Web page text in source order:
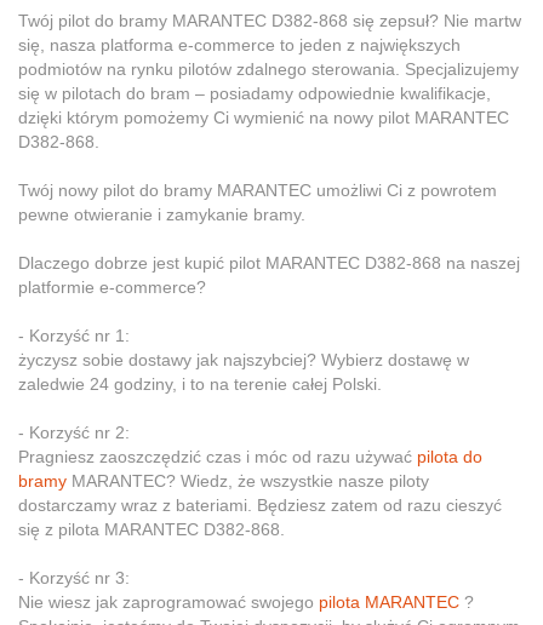
Twój pilot do bramy MARANTEC D382-868 się zepsuł? Nie martw
się, nasza platforma e-commerce to jeden z największych
podmiotów na rynku pilotów zdalnego sterowania. Specjalizujemy
się w pilotach do bram – posiadamy odpowiednie kwalifikacje,
dzięki którym pomożemy Ci wymienić na nowy pilot MARANTEC
D382-868.
Twój nowy pilot do bramy MARANTEC umożliwi Ci z powrotem
pewne otwieranie i zamykanie bramy.
Dlaczego dobrze jest kupić pilot MARANTEC D382-868 na naszej
platformie e-commerce?
- Korzyść nr 1:
życzysz sobie dostawy jak najszybciej? Wybierz dostawę w
zaledwie 24 godziny, i to na terenie całej Polski.
- Korzyść nr 2:
Pragniesz zaoszczędzić czas i móc od razu używać pilota do
bramy MARANTEC? Wiedz, że wszystkie nasze piloty
dostarczamy wraz z bateriami. Będziesz zatem od razu cieszyć
się z pilota MARANTEC D382-868.
- Korzyść nr 3:
Nie wiesz jak zaprogramować swojego pilota MARANTEC ?